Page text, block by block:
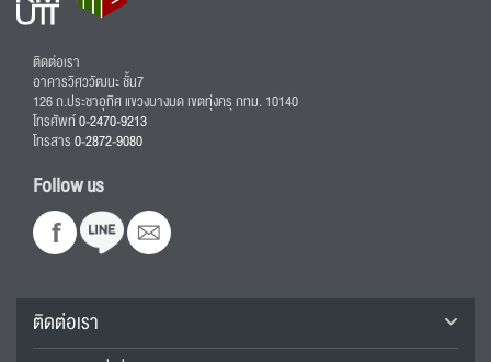
ติดต่อเรา
อาคารวิศววัฒนะ ชั้น7
126 ถ.ประชาอุทิศ แขวงบางมด เขตทุ่งครุ กทม. 10140
โทรศัพท์0-2470-9213
โทรสาร0-2872-9080
Follow us
ติดต่อเรา